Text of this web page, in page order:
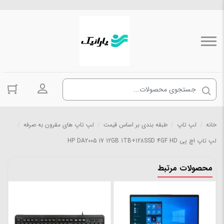
ورود به
خانه لپ تاپ طبقه بندی بر اساس قیمت لپ تاپ های مقرون به صرفه
لپ تاپ اچ پی HP DA2005 i7 12GB 1TB+128SSD 4GF HD
محصولات مرتبط